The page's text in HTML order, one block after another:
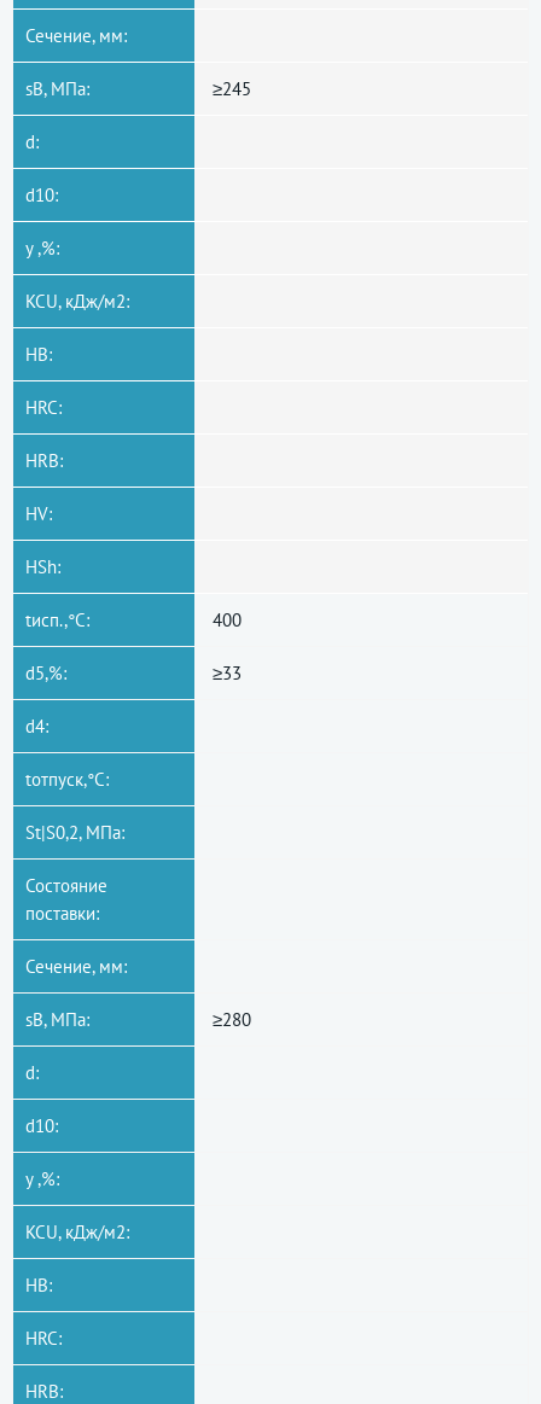
Сечение, мм:
sB, МПа: ≥245
d:
d10:
y ,%:
KCU, кДж/м2:
HB:
HRC:
HRB:
HV:
HSh:
tисп.,°C: 400
d5,%: ≥33
d4:
tотпуск,°C:
St|S0,2, МПа:
Состояние
поставки:
Сечение, мм:
sB, МПа: ≥280
d:
d10:
y ,%:
KCU, кДж/м2:
HB:
HRC:
HRB: